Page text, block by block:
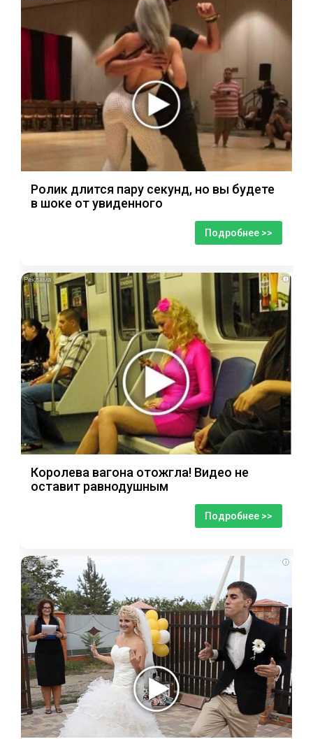
Ролик длится пару секунд, но вы будете
в шоке от увиденного
Подробнее >>
i
Королева вагона отожгла! Видео не
оставит равнодушным
Подробнее >>
i